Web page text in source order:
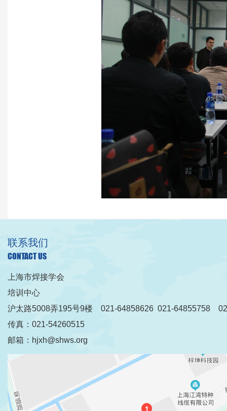
联系我们
CONTACT US
上海市焊接学会
培训中心
沪太路5008弄195号9楼 021-64858626 021-64855758
传真：021-54260515
邮箱：hjxh@shws.org